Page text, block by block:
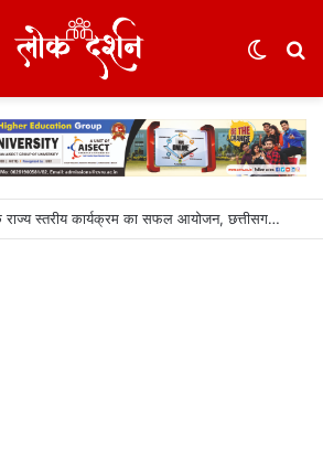
विश्व स्तनपान सप्ताह के राज्य स्तरीय कार्यक्रम का सफल आयोजन, छत्तीसगढ़ के प्रथम “मातृ दूध कोष (Mother Milk Bank)” की घोषणा……